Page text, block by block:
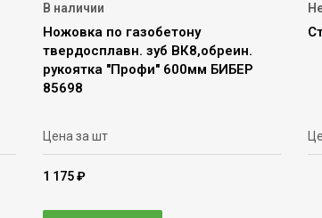
В наличии
Ножовка по газобетону
твердосплавн. зуб ВК8,обреин.
рукоятка "Профи" 600мм БИБЕР
85698
Цена за шт
1 175 ₽